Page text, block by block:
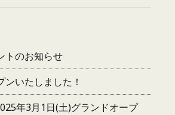
トのお知らせ
いたしました！
年3月1日(土)グランドオープ